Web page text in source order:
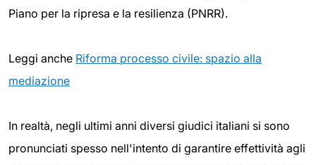
Piano per la ripresa e la resilienza (PNRR).
Leggi anche Riforma processo civile: spazio alla
mediazione
In realtà, negli ultimi anni diversi giudici italiani si sono
pronunciati spesso nell'intento di garantire effettività agli